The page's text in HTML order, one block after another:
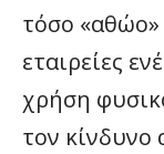
τόσο «αθώο»
εταιρείες
χρήση
τον